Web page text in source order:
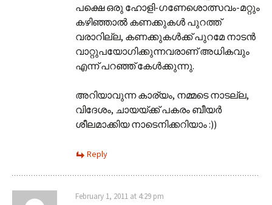
പക്ഷെ ഒരു ഹോളി-ഗണേശൊത്സവം-മറ്റും
കഴിഞ്ഞാല്‍ കണക്കുകള്‍ പുറത്ത്
വരാറില്ല, കണക്കുകള്‍ക്ക് പുറമേ നാടന്‍
വാറ്റുപയോഗിക്കുന്നവരാണ് അധികവും
എന്ന് പറഞ്ഞ് കേള്‍ക്കുന്നു.
അറിയാവുന്ന കാര്യം, നമ്മടെ നാടല്ല,
വിദേശം, ചായയ്ക്ക് പകരം ബീയര്‍
ശീലമാക്കിയ നാടെനിക്കറിയാം :))
Reply
February 1, 2011 at 4:29 pm